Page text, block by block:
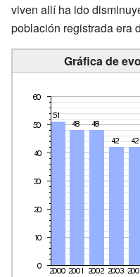
viven allí ha ido
población registrada era
Gráfica de